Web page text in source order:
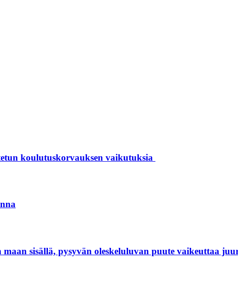
koulutuskorvauksen vaikutuksia
sisällä, pysyvän oleskeluluvan puute vaikeuttaa